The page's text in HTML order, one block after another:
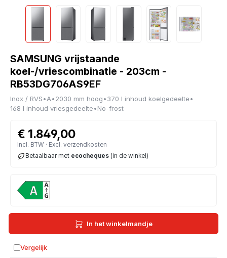
SAMSUNG vrijstaande
koel-/vriescombinatie - 203cm -
RB53DG706AS9EF
Inox / RVS•A•2030 mm hoog•370 l inhoud koelgedeelte•
168 l inhoud vriesgedeelte•No-frost
€ 1.849,00
Incl. BTW · Excl. verzendkosten
Betaalbaar met ecocheques (in de winkel)
In het winkelmandje
Vergelijk
Toevoegen aan vergelijking